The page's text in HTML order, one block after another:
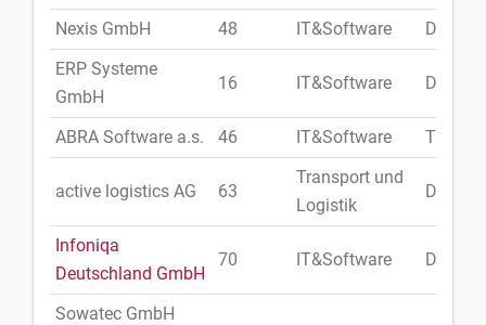
Nexis GmbH 48 IT&Software
ERP Systeme
GmbH
16 IT&Software
ABRA Software a.s. 46 IT&Software
active logistics AG 63
Transport und
Logistik
Infoniqa
Deutschland GmbH
70 IT&Software
Sowatec GmbH